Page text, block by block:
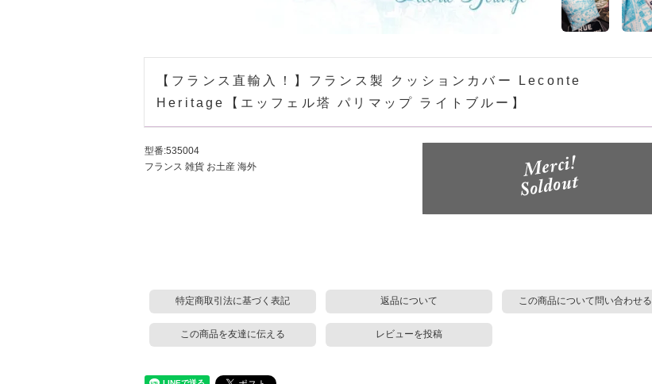
【フランス直輸入！】フランス製 クッションカバー Leconte
Heritage【エッフェル塔 パリマップ ライトブルー】
型番:535004
フランス 雑貨 お土産 海外
特定商取引法に基づく表記 返品について この商品について問い合わせる
この商品を友達に伝える レビューを投稿